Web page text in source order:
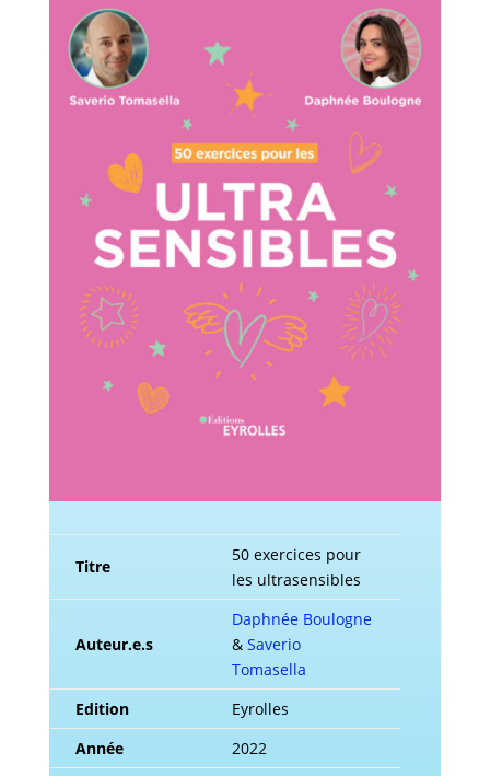
Titre
50 exercices pour
les ultrasensibles
Auteur.e.s
Daphnée Boulogne
& Saverio
Tomasella
Edition
Eyrolles
Année
2022